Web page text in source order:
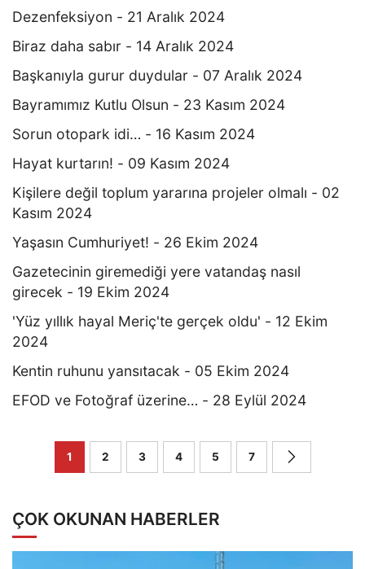
Dezenfeksiyon - 21 Aralık 2024
Biraz daha sabır - 14 Aralık 2024
Başkanıyla gurur duydular - 07 Aralık 2024
Bayramımız Kutlu Olsun - 23 Kasım 2024
Sorun otopark idi… - 16 Kasım 2024
Hayat kurtarın! - 09 Kasım 2024
Kişilere değil toplum yararına projeler olmalı - 02
Kasım 2024
Yaşasın Cumhuriyet! - 26 Ekim 2024
Gazetecinin giremediği yere vatandaş nasıl
girecek - 19 Ekim 2024
'Yüz yıllık hayal Meriç'te gerçek oldu' - 12 Ekim
2024
Kentin ruhunu yansıtacak - 05 Ekim 2024
EFOD ve Fotoğraf üzerine… - 28 Eylül 2024
1 2 3 4 5 7
ÇOK OKUNAN HABERLER